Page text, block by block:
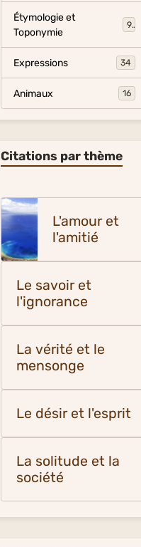
Étymologie et
Toponymie
9
Expressions 34
Animaux 16
Citations par thème
L'amour et
l'amitié
Le savoir et
l'ignorance
La vérité et le
mensonge
Le désir et l'esprit
La solitude et la
société